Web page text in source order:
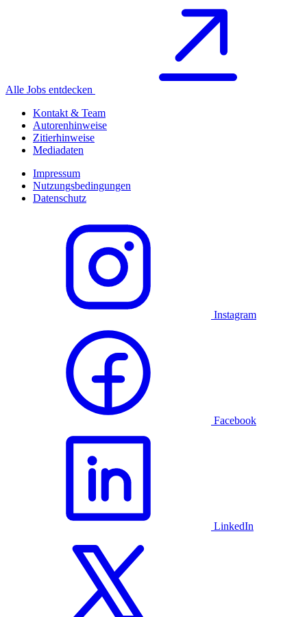
Alle Jobs entdecken
Kontakt & Team
Autorenhinweise
Zitierhinweise
Mediadaten
Impressum
Nutzungsbedingungen
Datenschutz
Instagram
Facebook
LinkedIn